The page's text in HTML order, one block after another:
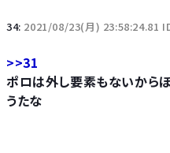
34: 2021/08/23(月) 23:58:24.81
>>31
ポロは外し要素もないから
うたな